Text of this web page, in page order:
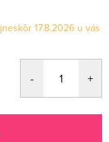
17.8.2026